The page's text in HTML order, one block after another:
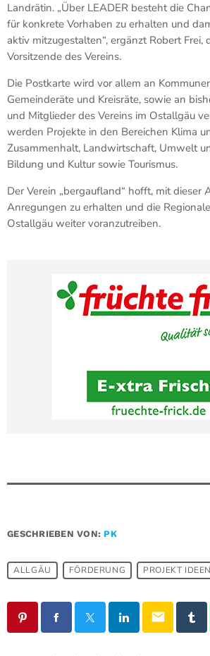
Landrätin. „Über LEADER besteht die
für konkrete Vorhaben zu erhalten und
aktiv mitzugestalten“, ergänzt Robert Frei,
Vorsitzende des Vereins.
Die Postkarte wird vor allem an
Gemeinderäte und Kreisräte, sowie an
und Mitglieder des Vereins im Ostallgäu
werden Projekte in den Bereichen Klima
Zusammenhalt, Landwirtschaft, Umwelt
Bildung und Kultur sowie Tourismus.
Der Verein „bergaufland“ hofft, mit dieser
Anregungen zu erhalten und die
Ostallgäu weiter voranzutreiben.
GESCHRIEBEN VON: PK
ALLGÄU FÖRDERUNG PROJEKT IDEEN
email